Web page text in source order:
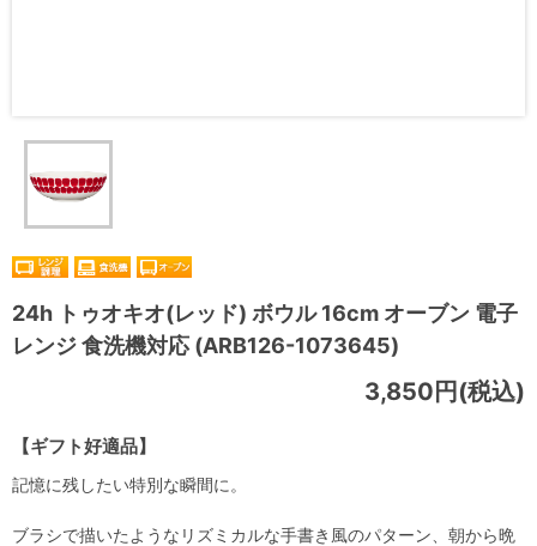
24h トゥオキオ(レッド) ボウル 16cm オーブン 電子
レンジ 食洗機対応 (ARB126-1073645)
【ギフト好適品】
3,850円(税込)
記憶に残したい特別な瞬間に。
ブラシで描いたようなリズミカルな手書き風のパターン、朝から晩